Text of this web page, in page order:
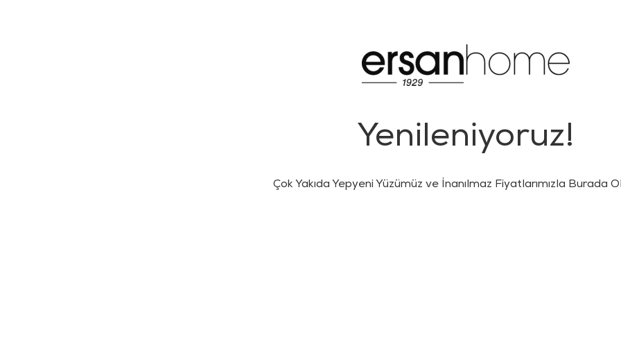
Yenileniyoruz!
Çok Yakıda Yepyeni Yüzümüz ve İnanılmaz Fiyatlarımızla Burada